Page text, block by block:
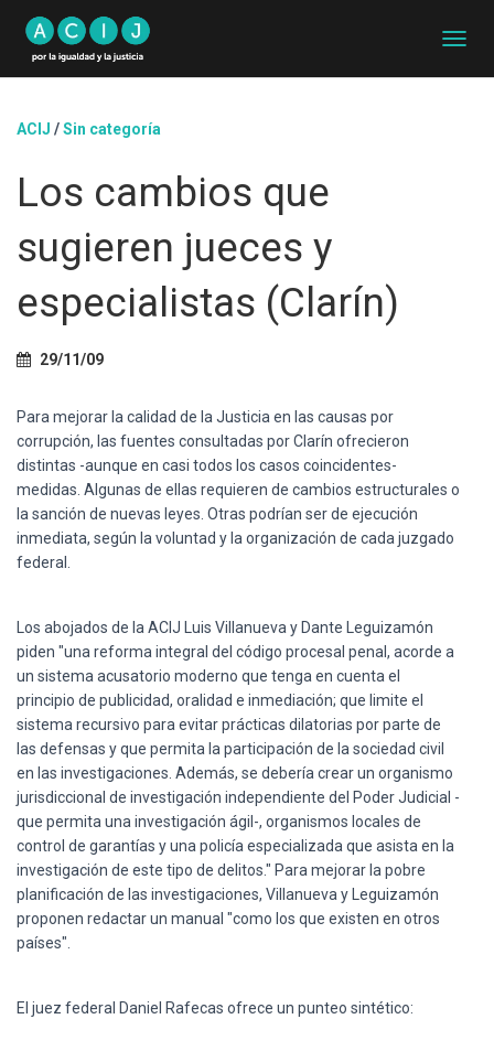
A
Ó
ACIJ /Sin categoría
Los cambios que
sugieren jueces y
especialistas (Clarín)
29/11/09
Para mejorar la calidad de la Justicia en las causas por
corrupción, las fuentes consultadas por Clarín ofrecieron
distintas -aunque en casi todos los casos coincidentes-
medidas. Algunas de ellas requieren de cambios estructurales o
la sanción de nuevas leyes. Otras podrían ser de ejecución
inmediata, según la voluntad y la organización de cada juzgado
federal.
Los abojados de la ACIJ Luis Villanueva y Dante Leguizamón
piden "una reforma integral del código procesal penal, acorde a
un sistema acusatorio moderno que tenga en cuenta el
principio de publicidad, oralidad e inmediación; que limite el
sistema recursivo para evitar prácticas dilatorias por parte de
las defensas y que permita la participación de la sociedad civil
en las investigaciones. Además, se debería crear un organismo
jurisdiccional de investigación independiente del Poder Judicial -
que permita una investigación ágil-, organismos locales de
control de garantías y una policía especializada que asista en la
investigación de este tipo de delitos." Para mejorar la pobre
planificación de las investigaciones, Villanueva y Leguizamón
proponen redactar un manual "como los que existen en otros
países".
El juez federal Daniel Rafecas ofrece un punteo sintético: